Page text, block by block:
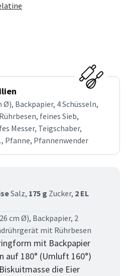
Backpapier, 4 Schüsseln,
feines Sieb,
Messer, Teigschaber,
Pfanne, Pfannenwender
Salz, 175 g Zucker, 2 EL
cm Ø), Backpapier, 2
mit Rührbesen
mit Backpapier
auf 180° (Umluft 160°)
die Eier